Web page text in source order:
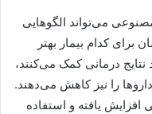
می‌تواند الگوهایی
برای کدام بیمار بهتر
نتایج درمانی کمک می‌کنند،
را نیز کاهش می‌دهند.
افزایش یافته و استفاده